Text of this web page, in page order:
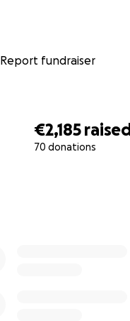
€2,185 raised
70 donations
Report fundraiser